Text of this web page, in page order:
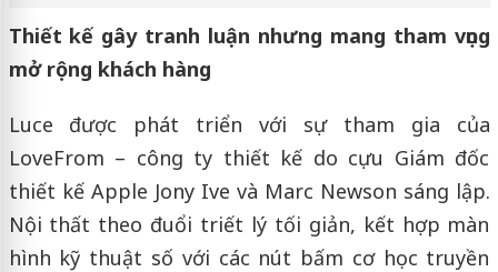
Thiết kế gây tranh luận nhưng mang tham vọng
mở rộng khách hàng
Luce được phát triển với sự tham gia của
LoveFrom – công ty thiết kế do cựu Giám đốc
thiết kế Apple Jony Ive và Marc Newson sáng lập.
Nội thất theo đuổi triết lý tối giản, kết hợp màn
hình kỹ thuật số với các nút bấm cơ học truyền